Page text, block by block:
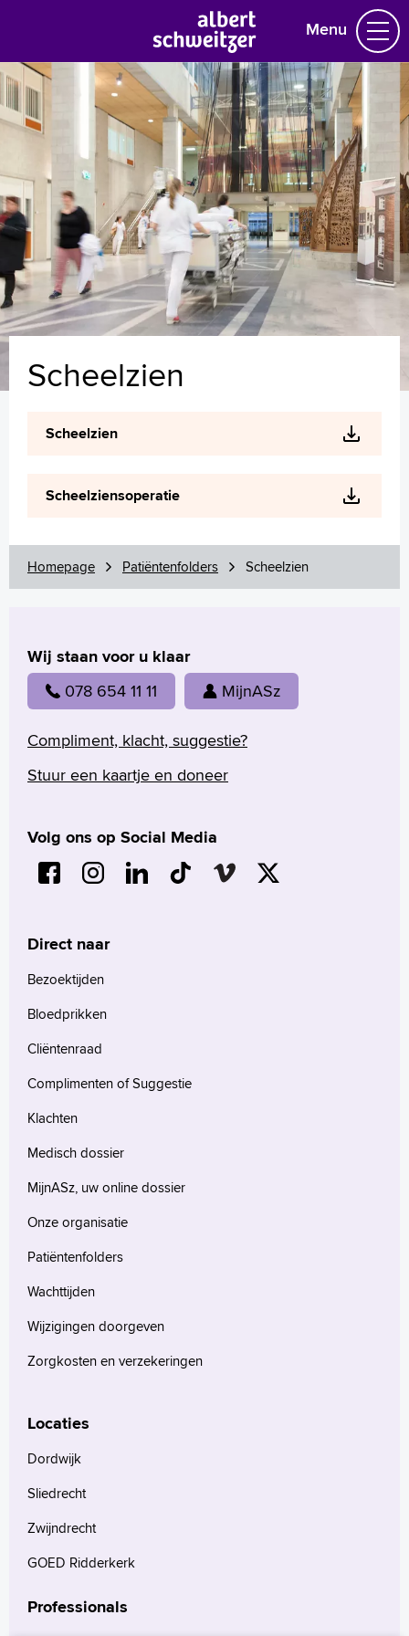
Menu
Homepage
Praktische informatie
Specialismen
Werken en leren
Medewerkers
Contact
MijnASz
Verwijzers
Language
English
Français
Arabisch
Scheelzien
Scheelzien
Scheelziensoperatie
Homepage Patiëntenfolders Scheelzien
Wij staan voor u klaar
078 654 11 11 MijnASz
Compliment, klacht, suggestie?
Stuur een kaartje en doneer
Volg ons op Social Media
Direct naar
Bezoektijden
Bloedprikken
Cliëntenraad
Complimenten of Suggestie
Klachten
Medisch dossier
MijnASz, uw online dossier
Onze organisatie
Patiëntenfolders
Wachttijden
Wijzigingen doorgeven
Zorgkosten en verzekeringen
Locaties
Dordwijk
Sliedrecht
Zwijndrecht
GOED Ridderkerk
Professionals